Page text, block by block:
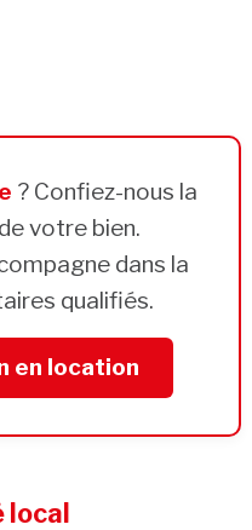
? Confiez-nous la
votre bien.
dans la
qualifiés.
en location
local